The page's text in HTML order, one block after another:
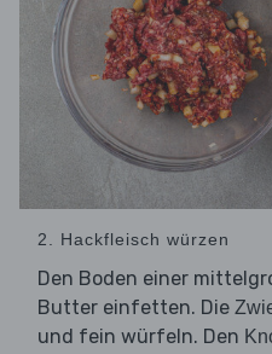
2. Hackfleisch würzen
Den Boden einer
Butter einfetten. Die
und fein würfeln. Den